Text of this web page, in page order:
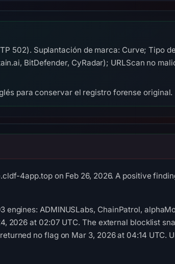
502). Suplantación de marca: Curve; Tipo
BitDefender, CyRadar); URLScan no
para conservar el registro forense original.
4app.top on Feb 26, 2026. A positive
ADMINUSLabs, ChainPatrol,
2026 at 02:07 UTC. The external blocklist
no flag on Mar 3, 2026 at 04:14 UTC.